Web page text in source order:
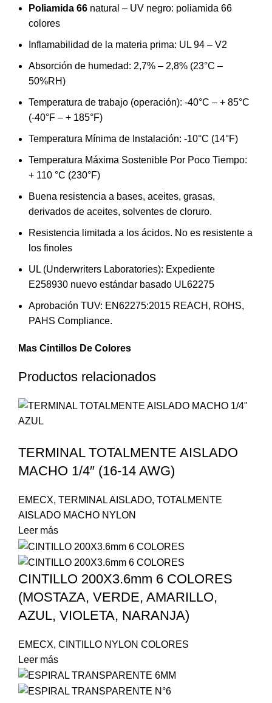
Poliamida 66 natural – UV negro: poliamida 66
colores
Inflamabilidad de la materia prima: UL 94 – V2
Absorción de humedad: 2,7% – 2,8% (23°C –
50%RH)
Temperatura de trabajo (operación): -40°C – + 85°C
(-40°F – + 185°F)
Temperatura Mínima de Instalación: -10°C (14°F)
Temperatura Máxima Sostenible Por Poco Tiempo:
+ 110 °C (230°F)
Buena resistencia a bases, aceites, grasas,
derivados de aceites, solventes de cloruro.
Resistencia limitada a los ácidos. No es resistente a
los finoles
UL (Underwriters Laboratories): Expediente
E258930 nuevo estándar basado UL62275
Aprobación TUV: EN62275:2015 REACH, ROHS,
PAHS Compliance.
Mas Cintillos De Colores
Productos relacionados
TERMINAL TOTALMENTE AISLADO
MACHO 1/4″ (16-14 AWG)
EMECX, TERMINAL AISLADO, TOTALMENTE
AISLADO MACHO NYLON
Leer más
CINTILLO 200X3.6mm 6 COLORES
(MOSTAZA, VERDE, AMARILLO,
AZUL, VIOLETA, NARANJA)
EMECX, CINTILLO NYLON COLORES
Leer más